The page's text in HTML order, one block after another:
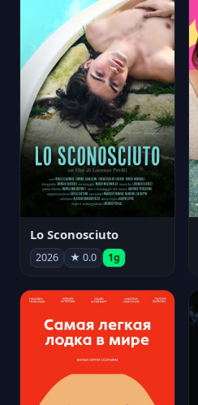
Lo Sconosciuto
2026 ★ 0.0 1g